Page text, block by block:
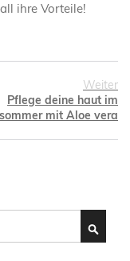
ihre Vorteile!
Weiter
Pflege deine haut im
sommer mit Aloe vera